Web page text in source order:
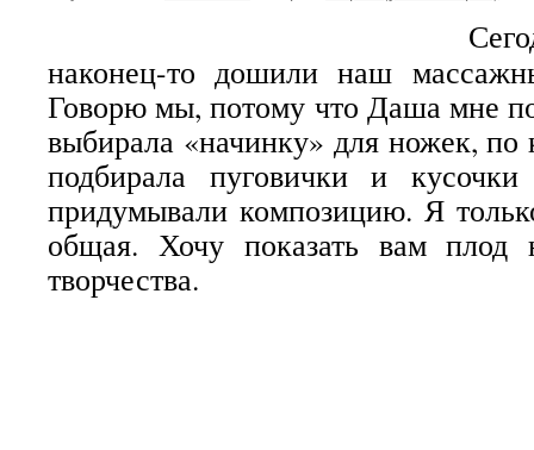
наконец-то дошили наш
Говорю мы, потому что Даша мне
выбирала «начинку» для ножек, по
подбирала пуговички и
придумывали композицию. Я
общая. Хочу показать вам плод
творчества.